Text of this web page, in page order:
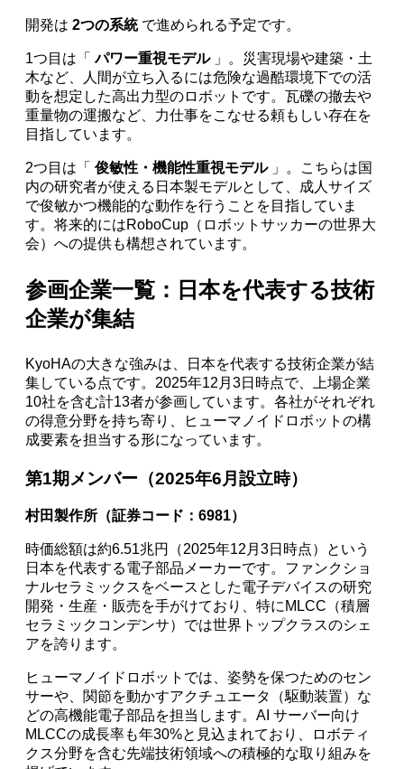
開発は2つの系統で進められる予定です。
1つ目は「パワー重視モデル」。災害現場や建築・土
木など、人間が立ち入るには危険な過酷環境下での活
動を想定した高出力型のロボットです。瓦礫の撤去や
重量物の運搬など、力仕事をこなせる頼もしい存在を
目指しています。
2つ目は「俊敏性・機能性重視モデル」。こちらは国
内の研究者が使える日本製モデルとして、成人サイズ
で俊敏かつ機能的な動作を行うことを目指していま
す。将来的にはRoboCup（ロボットサッカーの世界大
会）への提供も構想されています。
参画企業一覧：日本を代表する技術
企業が集結
KyoHAの大きな強みは、日本を代表する技術企業が結
集している点です。2025年12月3日時点で、上場企業
10社を含む計13者が参画しています。各社がそれぞれ
の得意分野を持ち寄り、ヒューマノイドロボットの構
成要素を担当する形になっています。
第1期メンバー（2025年6月設立時）
村田製作所（証券コード：6981）
時価総額は約6.51兆円（2025年12月3日時点）という
日本を代表する電子部品メーカーです。ファンクショ
ナルセラミックスをベースとした電子デバイスの研究
開発・生産・販売を手がけており、特にMLCC（積層
セラミックコンデンサ）では世界トップクラスのシェ
アを誇ります。
ヒューマノイドロボットでは、姿勢を保つためのセン
サーや、関節を動かすアクチュエータ（駆動装置）な
どの高機能電子部品を担当します。AI サーバー向け
MLCCの成長率も年30%と見込まれており、ロボティ
クス分野を含む先端技術領域への積極的な取り組みを